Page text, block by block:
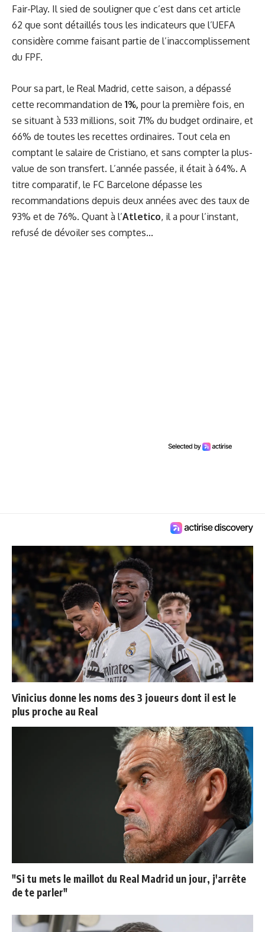
Fair-Play. Il sied de souligner que c’est dans cet article
62 que sont détaillés tous les indicateurs que l’UEFA
considère comme faisant partie de l’inaccomplissement
du FPF.
Pour sa part, le Real Madrid, cette saison, a dépassé
cette recommandation de 1%, pour la première fois, en
se situant à 533 millions, soit 71% du budget ordinaire, et
66% de toutes les recettes ordinaires. Tout cela en
comptant le salaire de Cristiano, et sans compter la plus-
value de son transfert. L’année passée, il était à 64%. A
titre comparatif, le FC Barcelone dépasse les
recommandations depuis deux années avec des taux de
93% et de 76%. Quant à l’Atletico, il a pour l’instant,
refusé de dévoiler ses comptes...
Vinicius donne les noms des 3 joueurs dont il est le
plus proche au Real
"Si tu mets le maillot du Real Madrid un jour, j'arrête
de te parler"